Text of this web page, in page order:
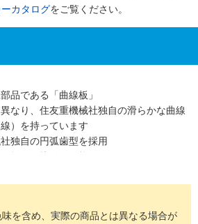
ーカタログをご覧ください。
品である「曲線板」
なり、住友重機械社独自の滑らかな曲線
）を持っています
独自の円弧歯型を採用
転がり接触を可能にしました
速比を得ること、つまり高効率と高減速
ートギヤの2～3倍高く、衝撃荷重が発生
吸収する為、タフで長寿命な減速機です
を含め、実際の商品とは異なる場合が